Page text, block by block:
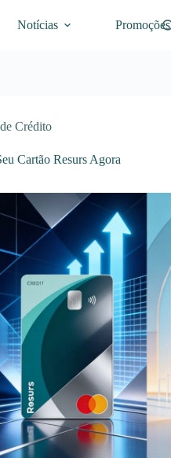
Notícias Promoções
Crédito
Cartão Resurs Agora